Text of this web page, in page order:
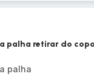
palha retirar do
palha